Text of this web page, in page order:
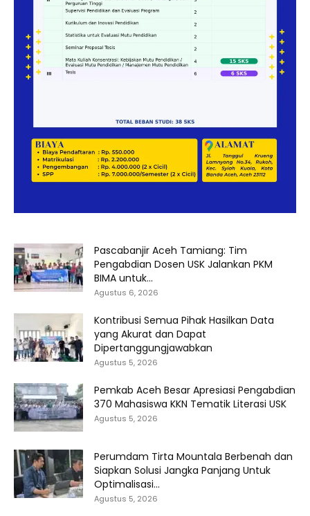
Pascabanjir Aceh Tamiang: Tim
Pengabdian Dosen USK Jalankan PKM
BIMA untuk...
Agustus 6, 2026
Kontribusi Semua Pihak Hasilkan Data
yang Akurat dan Dapat
Dipertanggungjawabkan
Agustus 5, 2026
Pemkab Aceh Besar Apresiasi Pengabdian
370 Mahasiswa KKN Tematik Literasi USK
Agustus 5, 2026
Perumdam Tirta Mountala Berbenah dan
Siapkan Solusi Jangka Panjang Untuk
Optimalisasi...
Agustus 5, 2026